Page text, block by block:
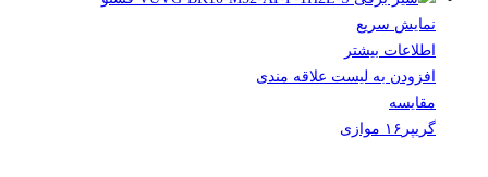
نمایش سریع
اطلاعات بیشتر
افزودن به لیست علاقه مندی
مقایسه
گریپر۱۶ موازی